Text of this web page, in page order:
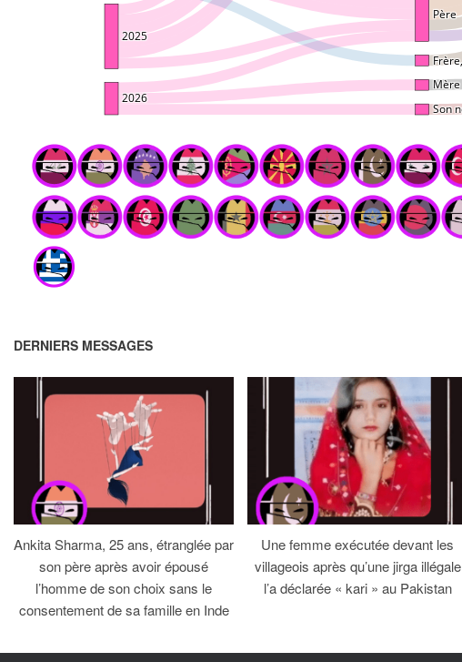
DERNIERS MESSAGES
Ankita Sharma, 25 ans, étranglée par
son père après avoir épousé
l’homme de son choix sans le
consentement de sa famille en Inde
Une femme exécutée devant les
villageois après qu’une jirga illégale
l’a déclarée « kari » au Pakistan